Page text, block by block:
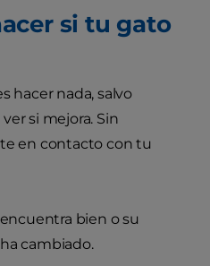
si tu gato
hacer nada, salvo
si mejora. Sin
en contacto con tu
bien o su
cambiado.